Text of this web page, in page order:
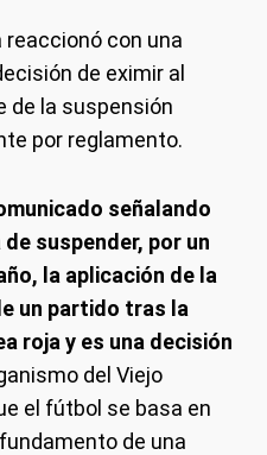
con una
de eximir al
de la suspensión
por reglamento.
señalando
suspender, por un
la aplicación de la
un partido tras la
roja y es una decisión
del Viejo
el fútbol se basa en
de una